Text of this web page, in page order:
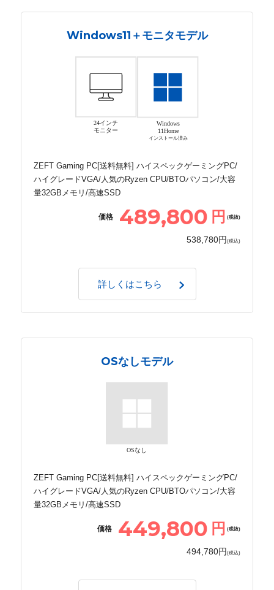
Windows11＋モニタモデル
24インチ
モニター
Windows
11Home
インストール済み
ZEFT Gaming PC[送料無料] ハイスペックゲーミングPC/
ハイグレードVGA/人気のRyzen CPU/BTOパソコン/大容
量32GBメモリ/高速SSD
価格 489,800 円 (税抜)
538,780円 (税込)
詳しくはこちら
OSなしモデル
OSなし
ZEFT Gaming PC[送料無料] ハイスペックゲーミングPC/
ハイグレードVGA/人気のRyzen CPU/BTOパソコン/大容
量32GBメモリ/高速SSD
価格 449,800 円 (税抜)
494,780円 (税込)